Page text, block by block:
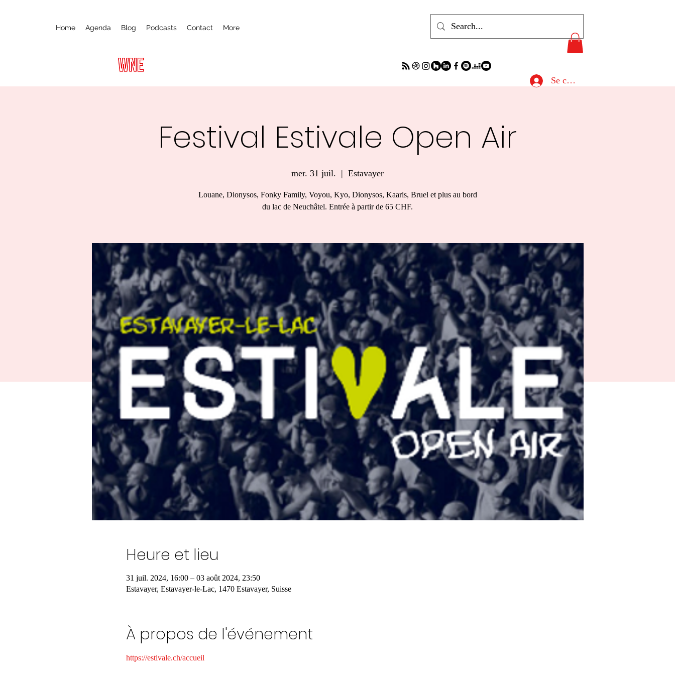
Home Agenda Blog Podcasts Contact More
Se connecter
Festival Estivale Open Air
mer. 31 juil.
  |
Estavayer
Louane, Dionysos, Fonky Family, Voyou, Kyo, Dionysos, Kaaris, Bruel et plus au bord
du lac de Neuchâtel. Entrée à partir de 65 CHF.
Heure et lieu
31 juil. 2024, 16:00 – 03 août 2024, 23:50
Estavayer, Estavayer-le-Lac, 1470 Estavayer, Suisse
À propos de l'événement
https://estivale.ch/accueil